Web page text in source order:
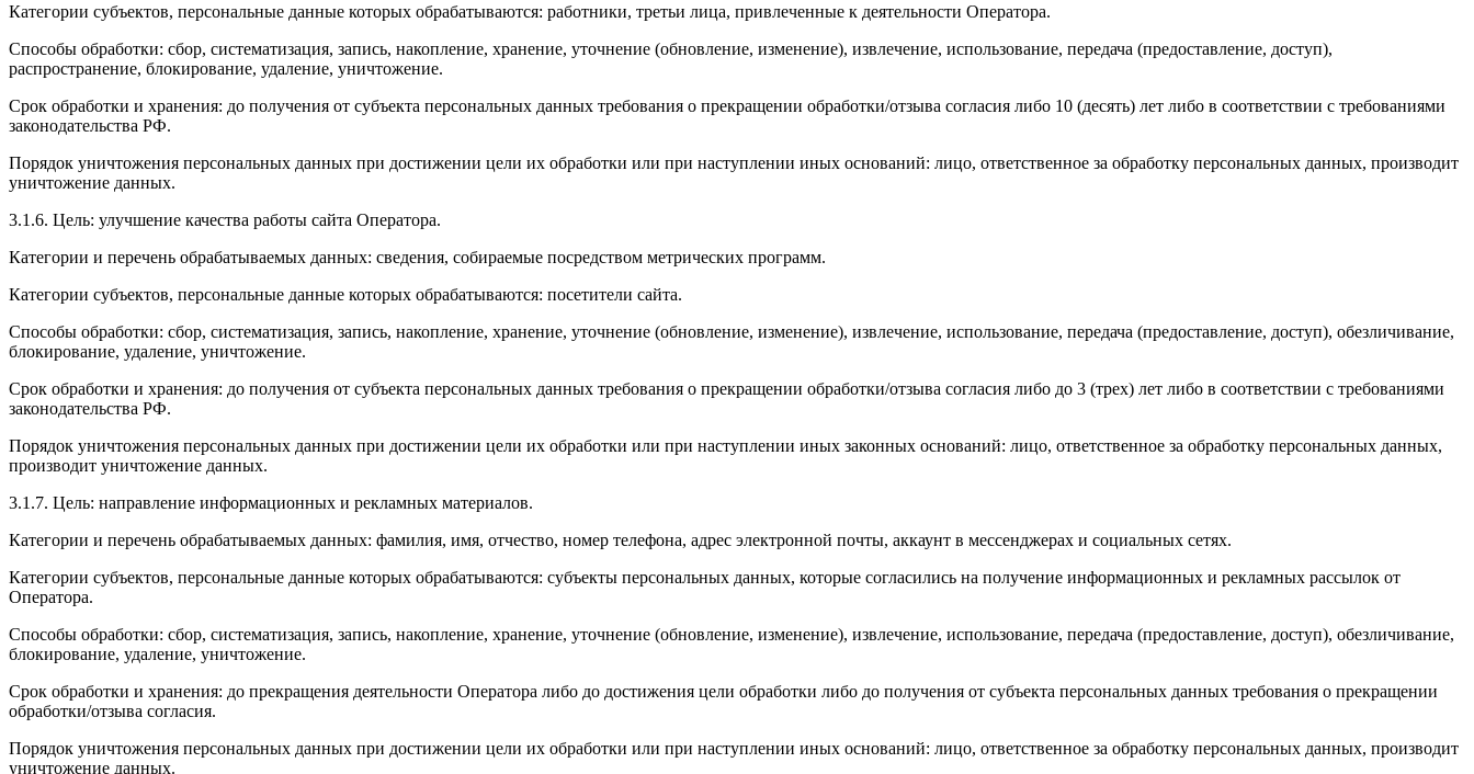
Категории субъектов, персональные данные которых обрабатываются: работники, третьи лица, привлеченные к деятельности Оператора.
Способы обработки: сбор, систематизация, запись, накопление, хранение, уточнение (обновление, изменение), извлечение, использование, передача (предоставление, доступ),
распространение, блокирование, удаление, уничтожение.
Срок обработки и хранения: до получения от субъекта персональных данных требования о прекращении обработки/отзыва согласия либо 10 (десять) лет либо в соответствии с требованиями
законодательства РФ.
Порядок уничтожения персональных данных при достижении цели их обработки или при наступлении иных оснований: лицо, ответственное за обработку персональных данных, производит
уничтожение данных.
3.1.6. Цель: улучшение качества работы сайта Оператора.
Категории и перечень обрабатываемых данных: сведения, собираемые посредством метрических программ.
Категории субъектов, персональные данные которых обрабатываются: посетители сайта.
Способы обработки: сбор, систематизация, запись, накопление, хранение, уточнение (обновление, изменение), извлечение, использование, передача (предоставление, доступ), обезличивание,
блокирование, удаление, уничтожение.
Срок обработки и хранения: до получения от субъекта персональных данных требования о прекращении обработки/отзыва согласия либо до 3 (трех) лет либо в соответствии с требованиями
законодательства РФ.
Порядок уничтожения персональных данных при достижении цели их обработки или при наступлении иных законных оснований: лицо, ответственное за обработку персональных данных,
производит уничтожение данных.
3.1.7. Цель: направление информационных и рекламных материалов.
Категории и перечень обрабатываемых данных: фамилия, имя, отчество, номер телефона, адрес электронной почты, аккаунт в мессенджерах и социальных сетях.
Категории субъектов, персональные данные которых обрабатываются: субъекты персональных данных, которые согласились на получение информационных и рекламных рассылок от
Оператора.
Способы обработки: сбор, систематизация, запись, накопление, хранение, уточнение (обновление, изменение), извлечение, использование, передача (предоставление, доступ), обезличивание,
блокирование, удаление, уничтожение.
Срок обработки и хранения: до прекращения деятельности Оператора либо до достижения цели обработки либо до получения от субъекта персональных данных требования о прекращении
обработки/отзыва согласия.
Порядок уничтожения персональных данных при достижении цели их обработки или при наступлении иных оснований: лицо, ответственное за обработку персональных данных, производит
уничтожение данных.